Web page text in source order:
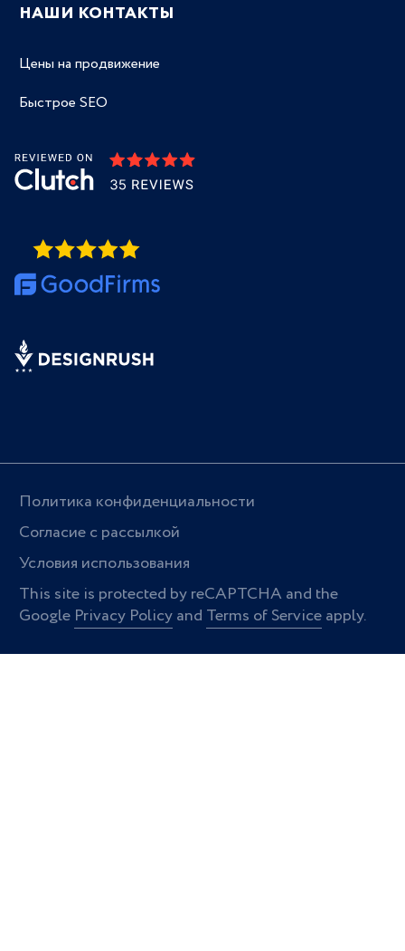
НАШИ КОНТАКТЫ
Цены на продвижение
Быстрое SEO
Политика конфиденциальности
Согласие с рассылкой
Условия использования
This site is protected by reCAPTCHA and the
Google Privacy Policyand Terms of Serviceapply.